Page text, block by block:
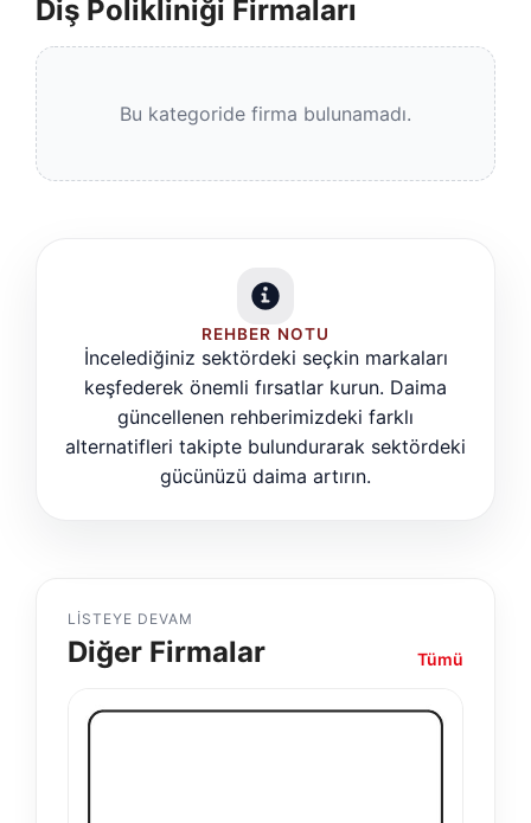
Diş Polikliniği Firmaları
Bu kategoride firma bulunamadı.
REHBER NOTU
İncelediğiniz sektördeki seçkin markaları
keşfederek önemli fırsatlar kurun. Daima
güncellenen rehberimizdeki farklı
alternatifleri takipte bulundurarak sektördeki
gücünüzü daima artırın.
LISTEYE DEVAM
Diğer Firmalar Tümü